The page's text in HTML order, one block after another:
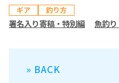
ギア 釣り方
署名入り寄稿・特別編 魚釣
» BACK